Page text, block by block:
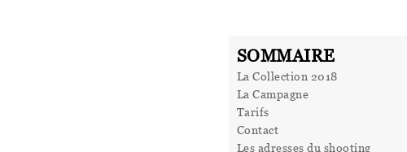
SOMMAIRE
La Collection 2018
La Campagne
Tarifs
Contact
Les adresses du shooting